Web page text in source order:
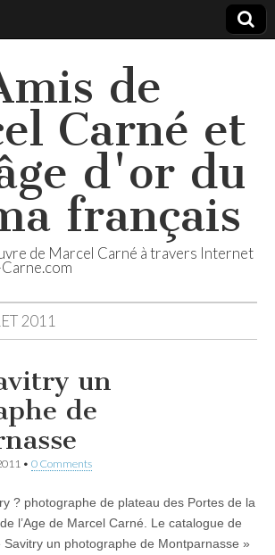
de
Carné et
d'or du
français
de Marcel Carné à travers Internet
2011
un
de
• 0 Comments
? photographe de plateau des Portes de la
l’Age de Marcel Carné. Le catalogue de
Savitry un photographe de Montparnasse »